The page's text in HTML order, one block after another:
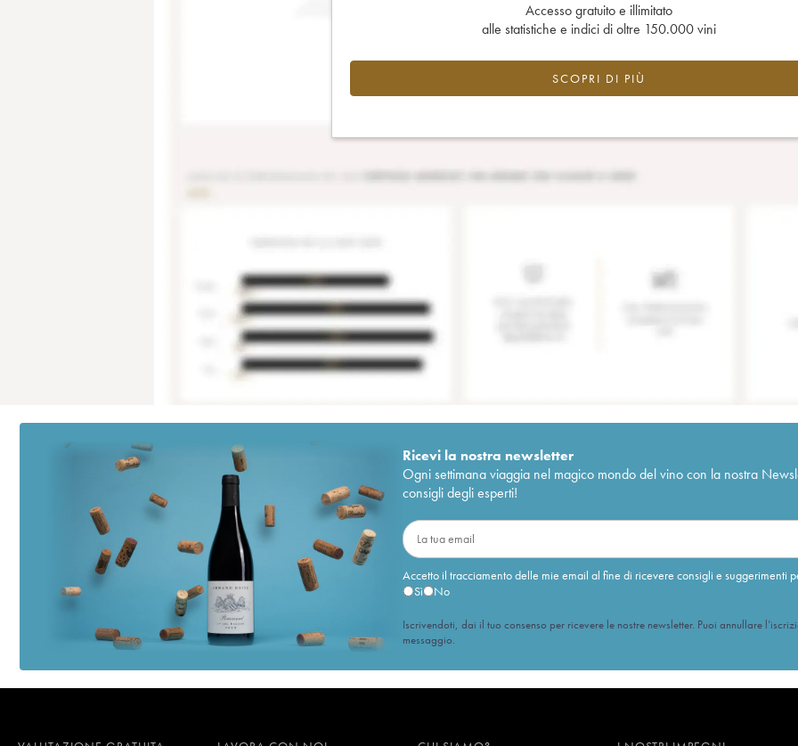
Accesso gratuito e illimitato
alle statistiche e indici di oltre 150.000 vini
SCOPRI DI PIÙ
Ricevi la nostra newsletter
Ogni settimana viaggia nel magico mondo del vino con la nostra
consigli degli esperti!
Accetto il tracciamento delle mie email al fine di ricevere consigli e suggerimenti
Sì
No
Iscrivendoti, dai il tuo consenso per ricevere le nostre newsletter. Puoi annullare
messaggio.